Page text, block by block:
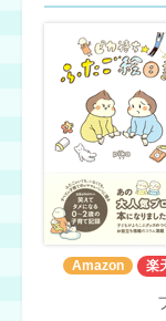
Amazon 楽